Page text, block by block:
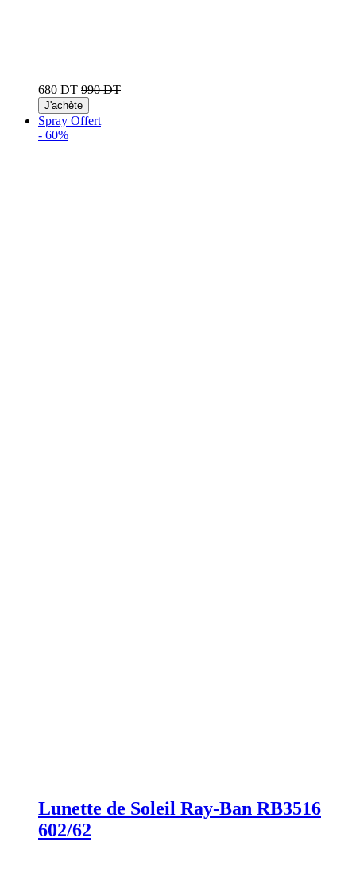
680 DT 990 DT
J'achète
Spray Offert
- 60%
Lunette de Soleil Ray-Ban RB3516
602/62